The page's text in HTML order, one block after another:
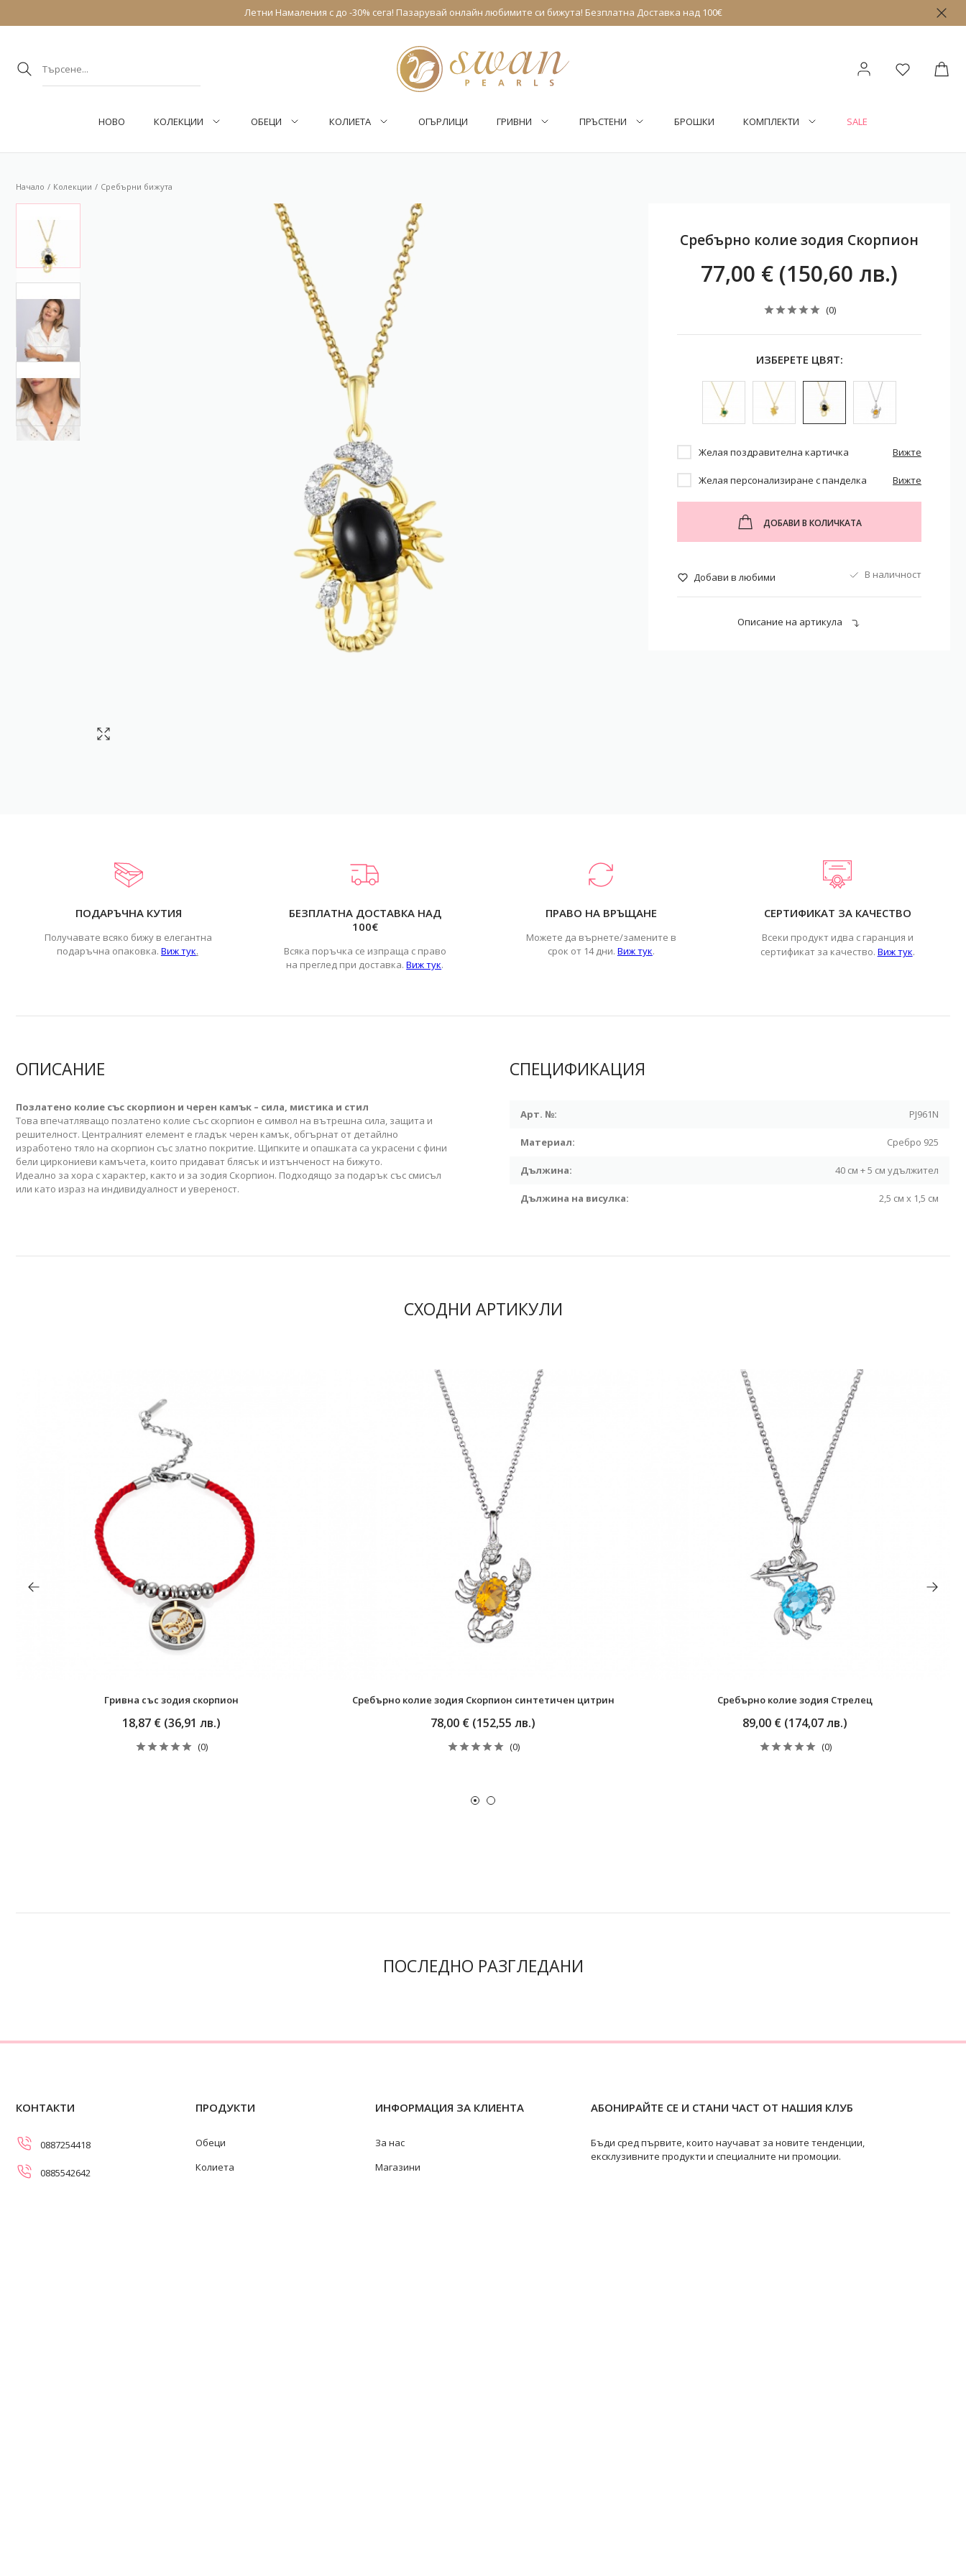
Летни Намаления с до -30% сега! Пазарувай онлайн любимите си бижута! Безплатна Доставка над 100€
НОВО КОЛЕКЦИИ ОБEЦИ КОЛИЕТА ОГЪРЛИЦИ ГРИВНИ ПРЪСТЕНИ БРОШКИ КОМПЛЕКТИ SALE
Начало Колекции Сребърни бижута
Сребърно колие зодия Скорпион
77,00 € (150,60 лв.)
(0)
ИЗБЕРЕТЕ ЦВЯТ:
Желая поздравителна картичка Вижте
Желая персонализиране с панделка Вижте
ДОБАВИ В КОЛИЧКАТА
Добави в любими В наличност
Описание на артикула
ПОДАРЪЧНА КУТИЯ
Получавате всяко бижу в елегантна
подаръчна опаковка. Виж тук.
БЕЗПЛАТНА ДОСТАВКА НАД
100€
Всяка поръчка се изпраща с право
на преглед при доставка.Виж тук.
ПРАВО НА ВРЪЩАНЕ
Можете да върнете/замените в
срок от 14 дни. Виж тук.
СЕРТИФИКАТ ЗА КАЧЕСТВО
Всеки продукт идва с гаранция и
сертификат за качество. Виж тук.
ОПИСАНИЕ
Позлатено колие със скорпион и черен камък – сила, мистика и стил
Това впечатляващо позлатено колие със скорпион е символ на вътрешна сила, защита и
решителност. Централният елемент е гладък черен камък, обгърнат от детайлно
изработено тяло на скорпион със златно покритие. Щипките и опашката са украсени с фини
бели циркониеви камъчета, които придават блясък и изтънченост на бижуто.
Идеално за хора с характер, както и за зодия Скорпион. Подходящо за подарък със смисъл
или като израз на индивидуалност и увереност.
СПЕЦИФИКАЦИЯ
Арт. №: PJ961N
Материал: Сребро 925
Дължина: 40 см + 5 см удължител
Дължина на висулка: 2,5 см x 1,5 см
СХОДНИ АРТИКУЛИ
Гривна със зодия скорпион
18,87 € (36,91 лв.)
(0)
Сребърно колие зодия Скорпион синтетичен цитрин
78,00 € (152,55 лв.)
(0)
Сребърно колие зодия Стрелец
89,00 € (174,07 лв.)
(0)
ПОСЛЕДНО РАЗГЛЕДАНИ
КОНТАКТИ
0887254418
0885542642
ПРОДУКТИ
Обеци
Колиета
ИНФОРМАЦИЯ ЗА КЛИЕНТА
За нас
Магазини
АБОНИРАЙТЕ СЕ И СТАНИ ЧАСТ ОТ НАШИЯ КЛУБ
Бъди сред първите, които научават за новите тенденции,
ексклузивните продукти и специалните ни промоции.